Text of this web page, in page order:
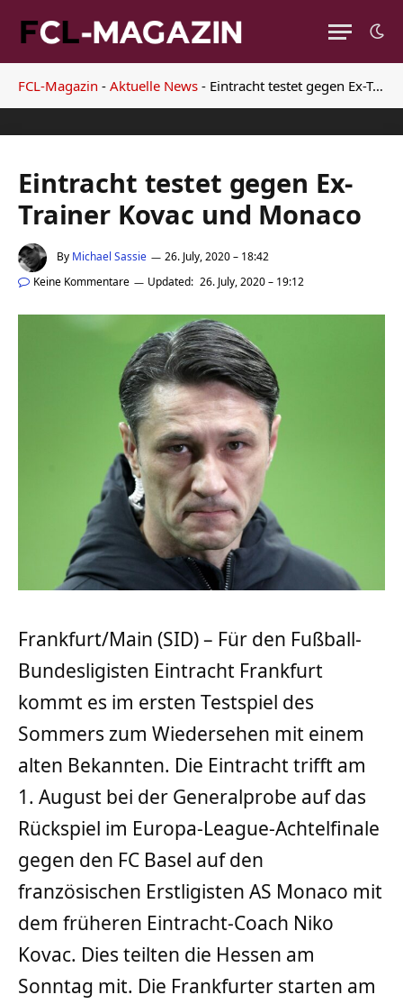
FCL-Magazin - Aktuelle News - Eintracht testet gegen Ex-Trainer Kovac und Monaco
Eintracht testet gegen Ex-
Trainer Kovac und Monaco
By Michael Sassie
26. July, 2020 – 18:42
Keine Kommentare
Updated: 26. July, 2020 – 19:12
Frankfurt/Main (SID) – Für den Fußball-
Bundesligisten Eintracht Frankfurt
kommt es im ersten Testspiel des
Sommers zum Wiedersehen mit einem
alten Bekannten. Die Eintracht trifft am
1. August bei der Generalprobe auf das
Rückspiel im Europa-League-Achtelfinale
gegen den FC Basel auf den
französischen Erstligisten AS Monaco mit
dem früheren Eintracht-Coach Niko
Kovac. Dies teilten die Hessen am
Sonntag mit. Die Frankfurter starten am